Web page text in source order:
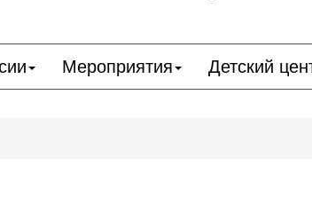
Мероприятия Детский